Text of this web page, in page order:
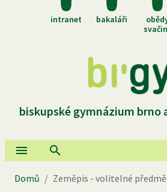
intranet bakaláři
biskupské gymnázium brno
Domů / Zeměpis - volitelné